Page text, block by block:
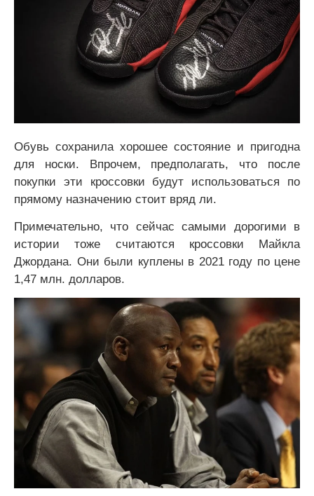
Обувь сохранила хорошее состояние и пригодна
для носки. Впрочем, предполагать, что после
покупки эти кроссовки будут использоваться по
прямому назначению стоит вряд ли.
Примечательно, что сейчас самыми дорогими в
истории тоже считаются кроссовки Майкла
Джордана. Они были куплены в 2021 году по цене
1,47 млн. долларов.